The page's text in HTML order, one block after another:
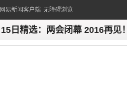
易新闻客户端 无障碍浏览
日精选：两会闭幕 2016再见！